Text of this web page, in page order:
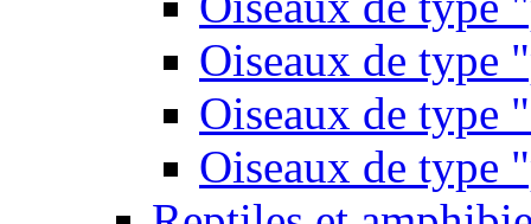
Oiseaux de type
Oiseaux de type
Oiseaux de type